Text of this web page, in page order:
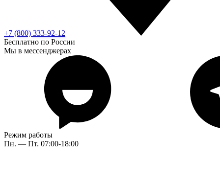
+7 (800) 333-92-12
Бесплатно по России
Мы в мессенджерах
Режим работы
Пн. — Пт. 07:00-18:00